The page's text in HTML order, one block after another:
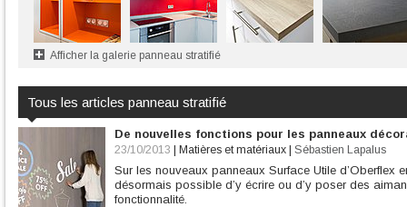
Afficher la galerie panneau stratifié
Tous les articles panneau stratifié
De nouvelles fonctions pour les panneaux
23/10/2013 Matières et matériaux Sébastien Lapalus
Sur les nouveaux panneaux Surface Utile d’Oberflex
désormais possible d’y écrire ou d’y poser des
fonctionnalité.